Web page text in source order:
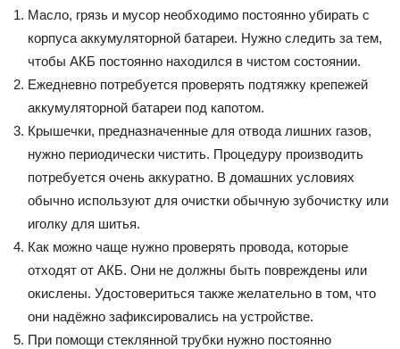
Масло, грязь и мусор необходимо постоянно убирать с
корпуса аккумуляторной батареи. Нужно следить за тем,
чтобы АКБ постоянно находился в чистом состоянии.
Ежедневно потребуется проверять подтяжку крепежей
аккумуляторной батареи под капотом.
Крышечки, предназначенные для отвода лишних газов,
нужно периодически чистить. Процедуру производить
потребуется очень аккуратно. В домашних условиях
обычно используют для очистки обычную зубочистку или
иголку для шитья.
Как можно чаще нужно проверять провода, которые
отходят от АКБ. Они не должны быть повреждены или
окислены. Удостовериться также желательно в том, что
они надёжно зафиксировались на устройстве.
При помощи стеклянной трубки нужно постоянно